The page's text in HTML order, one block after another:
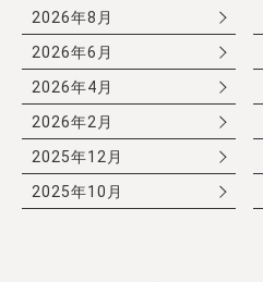
2026年8月
2026年6月
2026年4月
2026年2月
2025年12月
2025年10月